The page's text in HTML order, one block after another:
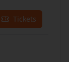
Tickets